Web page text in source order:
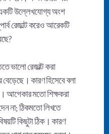
একটি উল্লেখযোগ্য অংশ
রেজাল্ট করেও আরেকটি
ভালো রেজাল্ট করা
বেড়েছে। কারণ হিসেবে বলা
আগেকার মতো শিক্ষকরা
না; ঠিকমতো লিখতে
কিছুটা ঠিক। কারণ